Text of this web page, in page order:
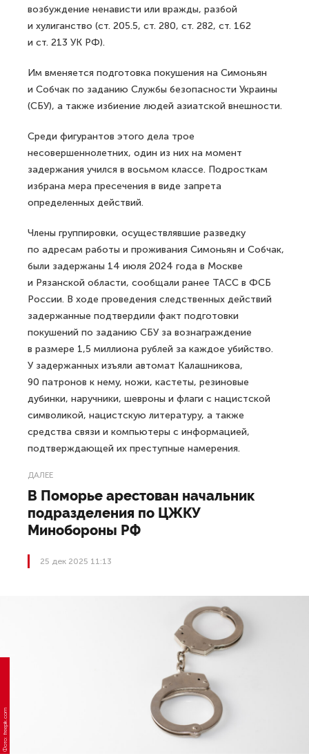
возбуждение ненависти или вражды, разбой
и хулиганство (ст. 205.5, ст. 280, ст. 282, ст. 162
и ст. 213 УК РФ).
Им вменяется подготовка покушения на Симоньян
и Собчак по заданию Службы безопасности Украины
(СБУ), а также избиение людей азиатской внешности.
Среди фигурантов этого дела трое
несовершеннолетних, один из них на момент
задержания учился в восьмом классе. Подросткам
избрана мера пресечения в виде запрета
определенных действий.
Члены группировки, осуществлявшие разведку
по адресам работы и проживания Симоньян и Собчак,
были задержаны 14 июля 2024 года в Москве
и Рязанской области, сообщали ранее ТАСС в ФСБ
России. В ходе проведения следственных действий
задержанные подтвердили факт подготовки
покушений по заданию СБУ за вознаграждение
в размере 1,5 миллиона рублей за каждое убийство.
У задержанных изъяли автомат Калашникова,
90 патронов к нему, ножи, кастеты, резиновые
дубинки, наручники, шевроны и флаги с нацистской
символикой, нацистскую литературу, а также
средства связи и компьютеры с информацией,
подтверждающей их преступные намерения.
ДАЛЕЕ
В Поморье арестован начальник
подразделения по ЦЖКУ
Минобороны РФ
25 дек 2025 11:13
Фото: freepik.com